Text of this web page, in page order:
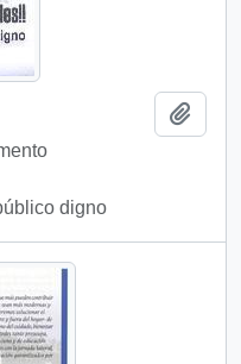
digno